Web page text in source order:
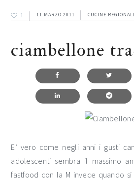
1 11 MARZO 2011 CUCINE
ciambellone
E’ vero come negli anni i gusti
adolescenti sembra il massimo
fastfood con la M invece quando